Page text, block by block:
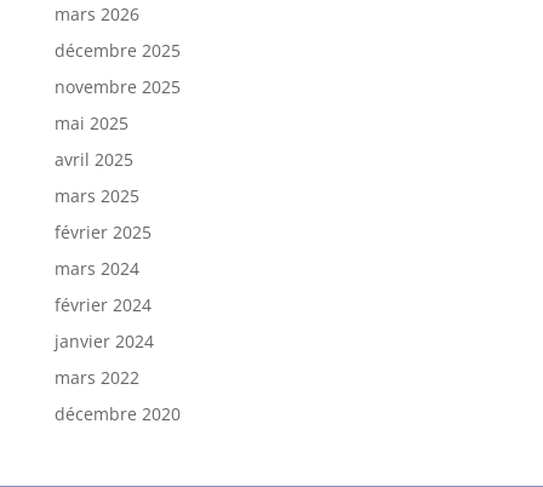
mars 2026
décembre 2025
novembre 2025
mai 2025
avril 2025
mars 2025
février 2025
mars 2024
février 2024
janvier 2024
mars 2022
décembre 2020